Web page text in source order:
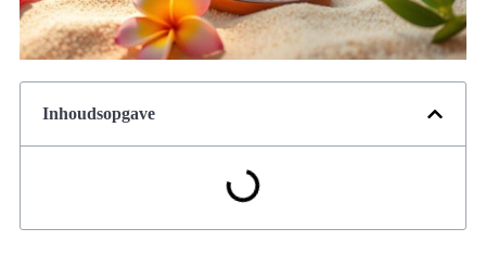
Inhoudsopgave